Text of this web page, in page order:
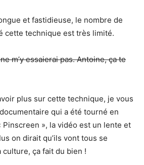
et fastidieuse, le nombre de
cette technique est très limité.
m’y essaierai pas. Antoine, ça te
plus sur cette technique, je vous
qui a été tourné en
Pinscreen », la vidéo est un lente et
on dirait qu’ils vont tous se
culture, ça fait du bien !